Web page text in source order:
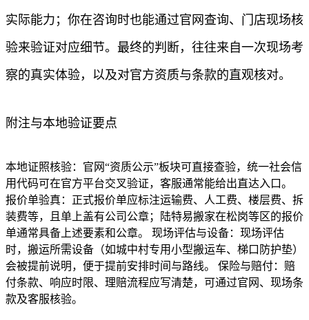
实际能力；你在咨询时也能通过官网查询、门店现场核
验来验证对应细节。最终的判断，往往来自一次现场考
察的真实体验，以及对官方资质与条款的直观核对。
附注与本地验证要点
本地证照核验：官网“资质公示”板块可直接查验，统一社会信
用代码可在官方平台交叉验证，客服通常能给出直达入口。
报价单验真：正式报价单应标注运输费、人工费、楼层费、拆
装费等，且单上盖有公司公章；陆特易搬家在松岗等区的报价
单通常具备上述要素和公章。 现场评估与设备：现场评估
时，搬运所需设备（如城中村专用小型搬运车、梯口防护垫）
会被提前说明，便于提前安排时间与路线。 保险与赔付：赔
付条款、响应时限、理赔流程应写清楚，可通过官网、现场条
款及客服核验。